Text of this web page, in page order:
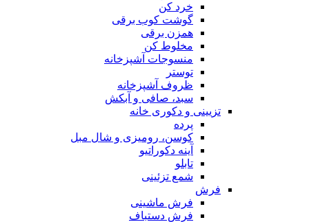
خرد کن
گوشت کوب برقی
همزن برقی
مخلوط کن
منسوجات آشپزخانه
توستر
ظروف آشپزخانه
سبد، صافی و آبکش
تزیینی و دکوری خانه
پرده
کوسن، رومیزی و شال مبل
آینه دکوراتیو
تابلو
شمع تزئینی
فرش
فرش ماشینی
فرش دستباف